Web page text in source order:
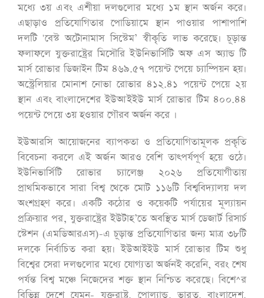
মধ্যে ৩য় এবং এশীয়া দলগুলোর মধ্যে ১ম স্থান অর্জন করে।
এছাড়াও প্রতিযোগিতার পোডিয়ামে স্থান পাওয়ার পাশাপাশি
দলটি 'বেস্ট অটোনামাস সিস্টেম’ স্বীকৃতি লাভ করেছে। চূড়ান্ত
ফলাফলে যুক্তরাষ্ট্রের মিসৌরি ইউনিভার্সিটি অফ এস অ্যান্ড টি
মার্স রোভার ডিজাইন টিম ৪৬৯.৫৭ পয়েন্ট পেয়ে চ্যাম্পিয়ন হয়।
অস্ট্রেলিয়ার মোনাশ নোভা রোভার ৪১২.৪১ পয়েন্ট পেয়ে ২য়
স্থান এবং বাংলাদেশের ইউআইইউ মার্স রোভার টিম ৪০০.৪৪
পয়েন্ট পেয়ে ৩য় হওয়ার গৌরব অর্জন করে ।
ইউআরসি আয়োজনের ব্যাপকতা ও প্রতিযোগিতামূলক প্রকৃতি
বিবেচনা করলে এই অর্জন আরও বেশি তাৎপর্যপূর্ণ হয়ে ওঠে।
ইউনিভার্সিটি রোভার চ্যালেঞ্জ ২০২৬ প্রতিযোগীতায়
প্রাথমিকভাবে সারা বিশ্ব থেকে মোট ১১৬টি বিশ্ববিদ্যালয় দল
অংশগ্রহণ করে। একটি কঠোর ও কয়েকটি পর্যায়ের মূল্যায়ন
প্রক্রিয়ার পর, যুক্তরাষ্ট্রের ইউটাহ’তে অবস্থিত মার্স ডেজার্ট রিসার্চ
স্টেশন (এমডিআরএস)-এ চূড়ান্ত প্রতিযোগিতার জন্য মাত্র ৩৮টি
দলকে নির্বাচিত করা হয়। ইউআইইউ মার্স রোভার টিম শুধু
বিশ্বের সেরা দলগুলোর মধ্যে যোগ্যতা অর্জনই করেনি, বরং শেষ
পর্যন্ত বিশ্ব মঞ্চে নিজেদের শক্ত স্থান নিশ্চিত করেছে। বিশে^র
বিভিন্ন দেশে যেমন- যুক্তরাষ্ট্র, পোল্যান্ড, ভারত, বাংলাদেশ,